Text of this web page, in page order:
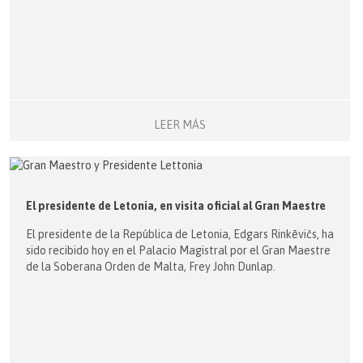
LEER MÁS
El presidente de Letonia, en visita oficial al Gran Maestre
El presidente de la República de Letonia, Edgars Rinkēvičs, ha
sido recibido hoy en el Palacio Magistral por el Gran Maestre
de la Soberana Orden de Malta, Frey John Dunlap.